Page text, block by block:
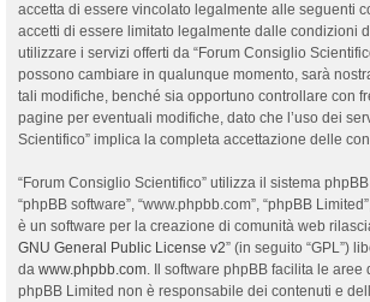
accetta di essere vincolato legalmente alle seguenti
accetti di essere limitato legalmente dalle condizioni
utilizzare i servizi offerti da “Forum Consiglio
possono cambiare in qualunque momento, sarà
tali modifiche, benché sia opportuno controllare con
pagine per eventuali modifiche, dato che l’uso dei
Scientifico” implica la completa accettazione delle
“Forum Consiglio Scientifico” utilizza il sistema
“phpBB software”, “www.phpbb.com”, “phpBB
è un software per la creazione di comunità web
GNU General Public License v2” (in seguito “GPL”)
da www.phpbb.com. Il software phpBB facilita le
phpBB Limited non è responsabile dei contenuti e